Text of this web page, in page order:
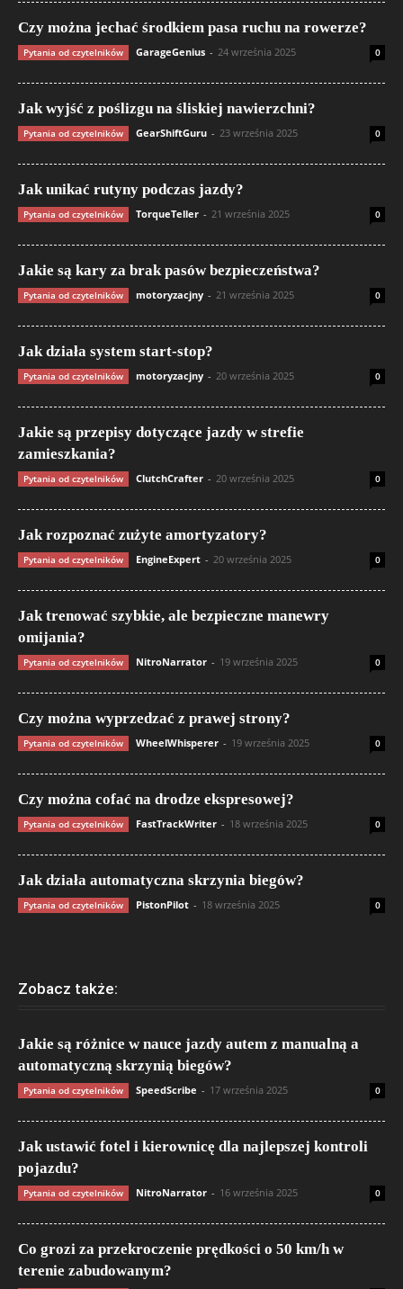
Czy można jechać środkiem pasa ruchu na rowerze?
Pytania od czytelników GarageGenius - 24 września 2025 0
Jak wyjść z poślizgu na śliskiej nawierzchni?
Pytania od czytelników GearShiftGuru - 23 września 2025 0
Jak unikać rutyny podczas jazdy?
Pytania od czytelników TorqueTeller - 21 września 2025 0
Jakie są kary za brak pasów bezpieczeństwa?
Pytania od czytelników motoryzacjny - 21 września 2025 0
Jak działa system start-stop?
Pytania od czytelników motoryzacjny - 20 września 2025 0
Jakie są przepisy dotyczące jazdy w strefie
zamieszkania?
Pytania od czytelników ClutchCrafter - 20 września 2025 0
Jak rozpoznać zużyte amortyzatory?
Pytania od czytelników EngineExpert - 20 września 2025 0
Jak trenować szybkie, ale bezpieczne manewry
omijania?
Pytania od czytelników NitroNarrator - 19 września 2025 0
Czy można wyprzedzać z prawej strony?
Pytania od czytelników WheelWhisperer - 19 września 2025 0
Czy można cofać na drodze ekspresowej?
Pytania od czytelników FastTrackWriter - 18 września 2025 0
Jak działa automatyczna skrzynia biegów?
Pytania od czytelników PistonPilot - 18 września 2025 0
Zobacz także:
Jakie są różnice w nauce jazdy autem z manualną a
automatyczną skrzynią biegów?
Pytania od czytelników SpeedScribe - 17 września 2025 0
Jak ustawić fotel i kierownicę dla najlepszej kontroli
pojazdu?
Pytania od czytelników NitroNarrator - 16 września 2025 0
Co grozi za przekroczenie prędkości o 50 km/h w
terenie zabudowanym?